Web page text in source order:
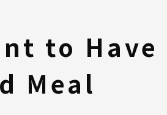
to Have
Meal